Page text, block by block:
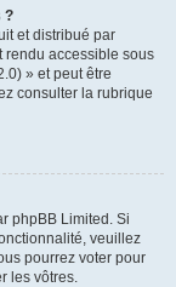
?
et distribué par
rendu accessible sous
» et peut être
consulter la rubrique
phpBB Limited. Si
veuillez
pourrez voter pour
les vôtres.